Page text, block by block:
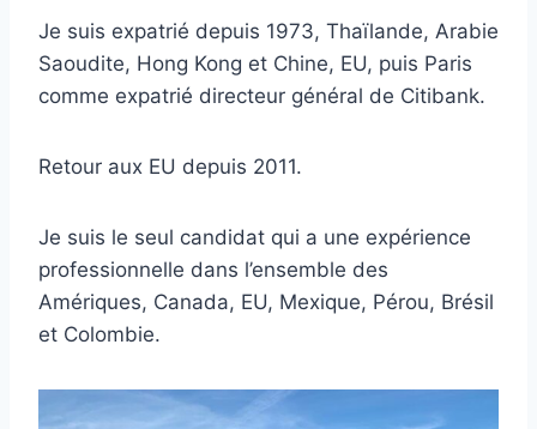
Je suis expatrié depuis 1973, Thaïlande, Arabie
Saoudite, Hong Kong et Chine, EU, puis Paris
comme expatrié directeur général de Citibank.
Retour aux EU depuis 2011.
Je suis le seul candidat qui a une expérience
professionnelle dans l’ensemble des
Amériques, Canada, EU, Mexique, Pérou, Brésil
et Colombie.